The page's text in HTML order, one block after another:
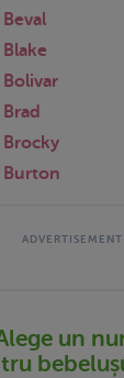
Beval
Blake
Bolivar
Brad
Brocky
Burton
un